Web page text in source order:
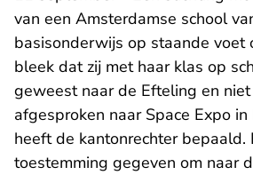
van een Amsterdamse school
basisonderwijs op staande voet
bleek dat zij met haar klas op
geweest naar de Efteling en niet
afgesproken naar Space Expo
heeft de kantonrechter bepaald.
toestemming gegeven om naar